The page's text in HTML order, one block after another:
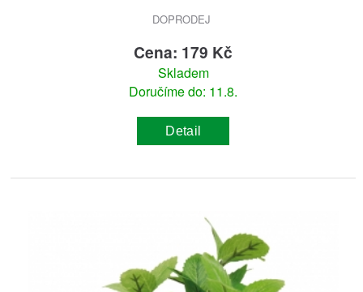
DOPRODEJ
Cena: 179 Kč
Skladem
Doručíme do: 11.8.
Detail